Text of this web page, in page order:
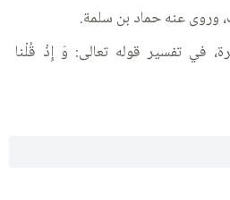
وروى عنه حماد بن سلمة.
في تفسير قوله تعالى: وَ إِذْ قُلْنا